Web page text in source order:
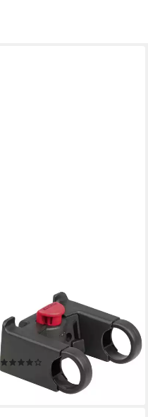
Fahrradlenker KLICKfix
Lenkeradapter 2226 mm,
glasfaserverstärkt, für
Taschen, Körb
(3)
ab 24,99 €
lieferbar - in 4-5 Werktagen bei dir